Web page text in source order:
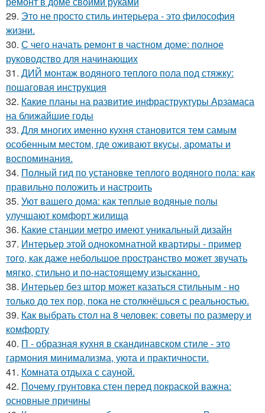
29. Это не просто стиль интерьера - это философия
жизни.
30. С чего начать ремонт в частном доме: полное
руководство для начинающих
31. ДИЙ монтаж водяного теплого пола под стяжку:
пошаговая инструкция
32. Какие планы на развитие инфраструктуры Арзамаса
на ближайшие годы
33. Для многих именно кухня становится тем самым
особенным местом, где оживают вкусы, ароматы и
воспоминания.
34. Полный гид по установке теплого водяного пола: как
правильно положить и настроить
35. Уют вашего дома: как теплые водяные полы
улучшают комфорт жилища
36. Какие станции метро имеют уникальный дизайн
37. Интерьер этой однокомнатной квартиры - пример
того, как даже небольшое пространство может звучать
мягко, стильно и по-настоящему изысканно.
38. Интерьер без штор может казаться стильным - но
только до тех пор, пока не столкнёшься с реальностью.
39. Как выбрать стол на 8 человек: советы по размеру и
комфорту
40. П - образная кухня в скандинавском стиле - это
гармония минимализма, уюта и практичности.
41. Комната отдыха с сауной.
42. Почему грунтовка стен перед покраской важна:
основные причины